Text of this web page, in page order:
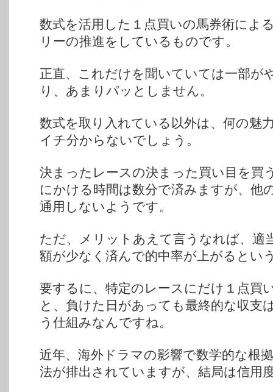
数式を活用した１点買いの馬券術によ
リーの推進をしているものです。
正直、これだけを聞いていては一部が
り、あまりパッとしません。
数式を取り入れている以外は、何の魅
イチ分からないでしょう。
決まったレースの決まった買い目を買
にかける時間は数分で済みますが、他
通用しないようです。
ただ、メリットあえて言うなれば、適
額が少なく済んで的中率が上がるとい
要するに、特定のレースにだけ１点買
と、負けた日があっても最終的な収支
う仕組みなんですね。
近年、海外ドラマの影響で数学的な根
法が排出されていますが、結局は信用